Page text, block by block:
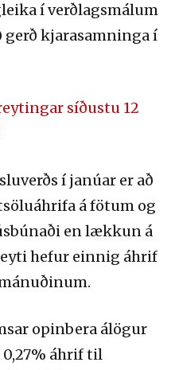
í verðlagsmálum
gerð kjarasamninga í
síðustu 12
í janúar er að
á fötum og
en lækkun á
hefur einnig áhrif
opinbera álögur
áhrif til